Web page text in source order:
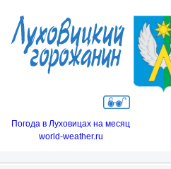
Погода в Луховицах на месяц
world-weather.ru